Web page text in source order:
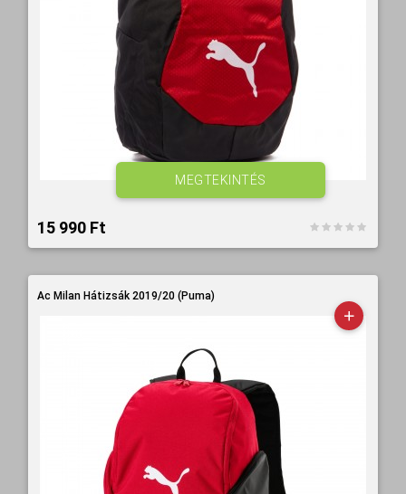
15 990 Ft‎
MEGTEKINTÉS
Ac Milan Hátizsák 2019/20 (Puma)